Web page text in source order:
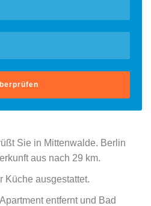
Sie in Mittenwalde. Berlin
aus nach 29 km.
Küche ausgestattet.
entfernt und Bad